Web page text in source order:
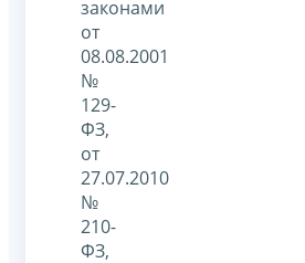
законами
от
08.08.2001
№
129-
ФЗ,
от
27.07.2010
№
210-
ФЗ,